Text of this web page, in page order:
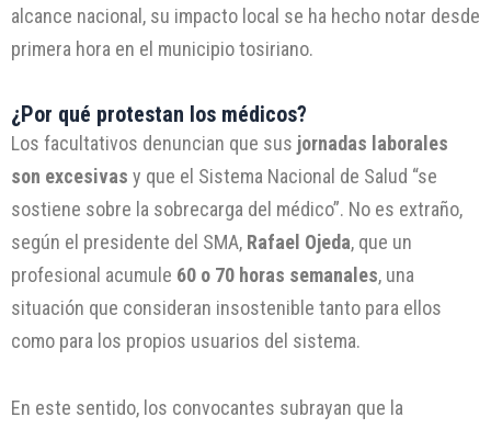
alcance nacional, su impacto local se ha hecho notar desde
primera hora en el municipio tosiriano.
¿Por qué protestan los médicos?
Los facultativos denuncian que sus jornadas laborales
son excesivas y que el Sistema Nacional de Salud “se
sostiene sobre la sobrecarga del médico”. No es extraño,
según el presidente del SMA, Rafael Ojeda, que un
profesional acumule 60 o 70 horas semanales, una
situación que consideran insostenible tanto para ellos
como para los propios usuarios del sistema.
En este sentido, los convocantes subrayan que la